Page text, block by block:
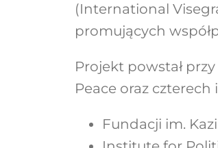
(International
promujących
Projekt powstał
Peace oraz
Fundacji im.